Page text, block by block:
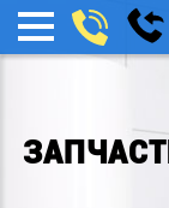
МЕНЮ